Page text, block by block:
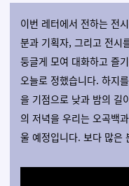
이번 레터에서 전하는 전
분과 기획자, 그리고 전시
둥글게 모여 대화하고 즐
오늘로 정했습니다. 하지
을 기점으로 낮과 밤의 길
의 저녁을 우리는 오곡백
울 예정입니다. 보다 많은